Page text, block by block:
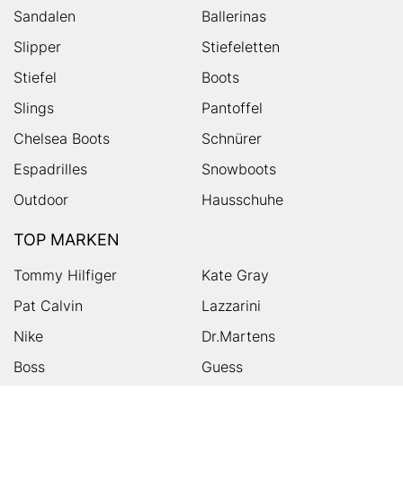
Sandalen
Ballerinas
Slipper
Stiefeletten
Stiefel
Boots
Slings
Pantoffel
Chelsea Boots
Schnürer
Espadrilles
Snowboots
Outdoor
Hausschuhe
TOP MARKEN
Tommy Hilfiger
Kate Gray
Pat Calvin
Lazzarini
Nike
Dr.Martens
Boss
Guess